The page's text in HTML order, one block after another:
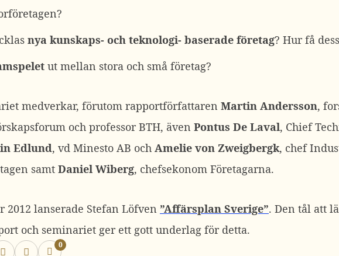
nya kunskaps- och teknologi- baserade företag? Hur få
ut mellan stora och små företag?
medverkar, förutom rapportförfattaren Martin Andersson,
och professor BTH, även Pontus De Laval, Chief
Edlund, vd Minesto AB och Amelie von Zweigbergk, chef
samt Daniel Wiberg, chefsekonom Företagarna.
2012 lanserade Stefan Löfven ”Affärsplan Sverige”. Den tål att
och seminariet ger ett gott underlag för detta.
0